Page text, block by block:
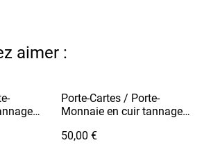
aimer :
Porte-Cartes / Porte-
Monnaie en cuir tannage
50,00 €